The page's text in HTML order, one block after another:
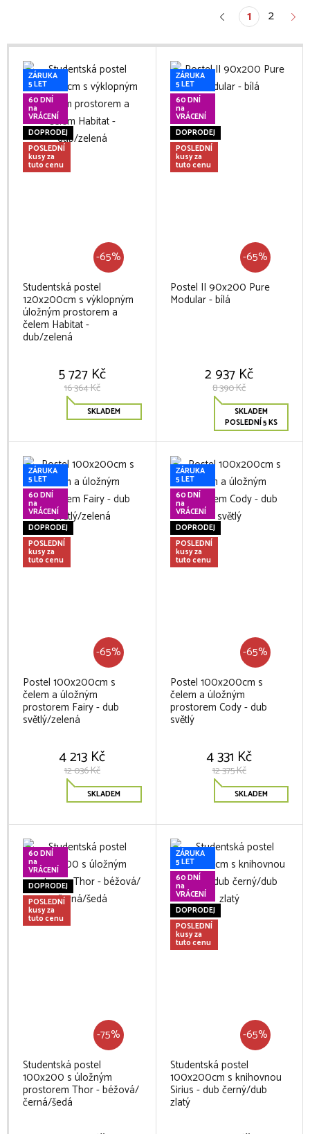
1 2
ZÁRUKA
5 LET
60 DNÍ
na
VRÁCENÍ
DOPRODEJ
POSLEDNÍ
kusy za
tuto cenu
-65%
Studentská postel
120x200cm s výklopným
úložným prostorem a
čelem Habitat -
dub/zelená
5 727 Kč
16 364 Kč
SKLADEM
ZÁRUKA
5 LET
60 DNÍ
na
VRÁCENÍ
DOPRODEJ
POSLEDNÍ
kusy za
tuto cenu
-65%
Postel II 90x200 Pure
Modular - bílá
2 937 Kč
8 390 Kč
SKLADEM
POSLEDNÍ 5 KS
ZÁRUKA
5 LET
60 DNÍ
na
VRÁCENÍ
DOPRODEJ
POSLEDNÍ
kusy za
tuto cenu
-65%
Postel 100x200cm s
čelem a úložným
prostorem Fairy - dub
světlý/zelená
4 213 Kč
12 036 Kč
SKLADEM
ZÁRUKA
5 LET
60 DNÍ
na
VRÁCENÍ
DOPRODEJ
POSLEDNÍ
kusy za
tuto cenu
-65%
Postel 100x200cm s
čelem a úložným
prostorem Cody - dub
světlý
4 331 Kč
12 375 Kč
SKLADEM
60 DNÍ
na
VRÁCENÍ
DOPRODEJ
POSLEDNÍ
kusy za
tuto cenu
-75%
Studentská postel
100x200 s úložným
prostorem Thor - béžová/
černá/šedá
ZÁRUKA
5 LET
60 DNÍ
na
VRÁCENÍ
DOPRODEJ
POSLEDNÍ
kusy za
tuto cenu
-65%
Studentská postel
100x200cm s knihovnou
Sirius - dub černý/dub
zlatý